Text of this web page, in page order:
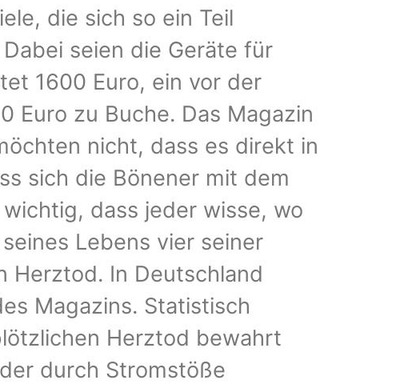
die sich so ein Teil
seien die Geräte für
1600 Euro, ein vor der
zu Buche. Das Magazin
nicht, dass es direkt in
sich die Bönener mit dem
dass jeder wisse, wo
Lebens vier seiner
Herztod. In Deutschland
Magazins. Statistisch
Herztod bewahrt
durch Stromstöße